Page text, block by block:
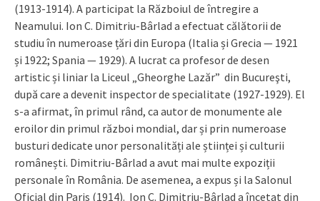
(1913-1914). A participat la Războiul de întregire a
Neamului. Ion C. Dimitriu-Bârlad a efectuat călătorii de
studiu în numeroase țări din Europa (Italia și Grecia — 1921
și 1922; Spania — 1929). A lucrat ca profesor de desen
artistic și liniar la Liceul „Gheorghe Lazăr” din Bucureşti,
după care a devenit inspector de specialitate (1927-1929). El
s-a afirmat, în primul rând, ca autor de monumente ale
eroilor din primul război mondial, dar și prin numeroase
busturi dedicate unor personalități ale științei și culturii
românești. Dimitriu-Bârlad a avut mai multe expoziții
personale în România. De asemenea, a expus și la Salonul
Oficial din Paris (1914). Ion C. Dimitriu-Bârlad a încetat din